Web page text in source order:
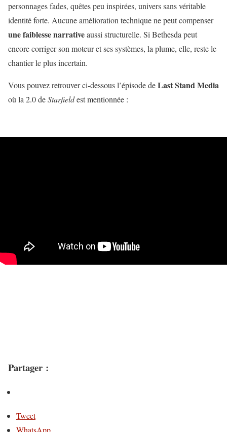
personnages fades, quêtes peu inspirées, univers sans véritable
identité forte. Aucune amélioration technique ne peut compenser
une faiblesse narrativeaussi structurelle. Si Bethesda peut
encore corriger son moteur et ses systèmes, la plume, elle, reste le
chantier le plus incertain.
Vous pouvez retrouver ci-dessous l’épisode deLast Stand Media
où la 2.0 deStarfieldest mentionnée :
Partager :
Tweet
WhatsApp